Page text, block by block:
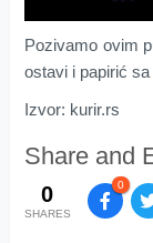
Pozivamo ovim
ostavi i papirić
Izvor: kurir.rs
Share and
0
SHARES
0